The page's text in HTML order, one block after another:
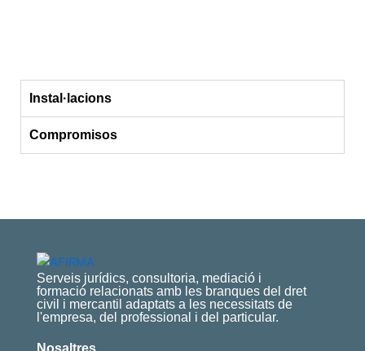
Instal·lacions
Compromisos
Serveis jurídics, consultoria, mediació i
formació relacionats amb les branques del dret
civil i mercantil adaptats a les necessitats de
l'empresa, del professional i del particular.
Nosaltres